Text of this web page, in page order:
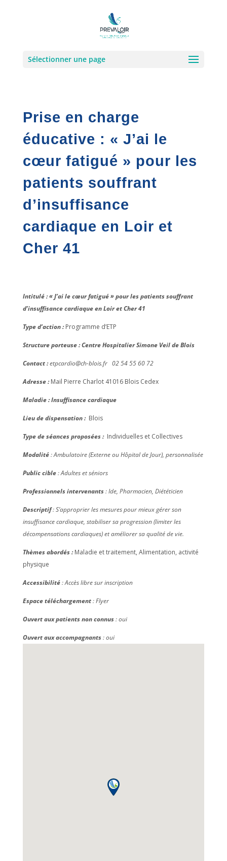
Sélectionner une page
Prise en charge
éducative : « J’ai le
cœur fatigué » pour les
patients souffrant
d’insuffisance
cardiaque en Loir et
Cher 41
Intitulé : « J’ai le cœur fatigué » pour les patients souffrant
d’insuffisance cardiaque en Loir et Cher 41
Type d’action :Programme d’ETP
Structure porteuse : Centre Hospitalier Simone Veil de Blois
Contact :etpcardio@ch-blois.fr 02 54 55 60 72
Adresse :Mail Pierre Charlot 41016 Blois Cedex
Maladie : Insuffisance cardiaque
Lieu de dispensation : Blois
Type de séances proposées : Individuelles et Collectives
Modalité: Ambulatoire (Externe ou Hôpital de Jour), personnalisée
Public cible: Adultes et séniors
Professionnels intervenants: Ide, Pharmacien, Diététicien
Descriptif: S’approprier les mesures pour mieux gérer son
insuffisance cardiaque, stabiliser sa progression (limiter les
décompensations cardiaques) et améliorer sa qualité de vie.
Thèmes abordés :Maladie et traitement, Alimentation, activité
physique
Accessibilité: Accès libre sur inscription
Espace téléchargement: Flyer
Ouvert aux patients non connus: oui
Ouvert aux accompagnants: oui